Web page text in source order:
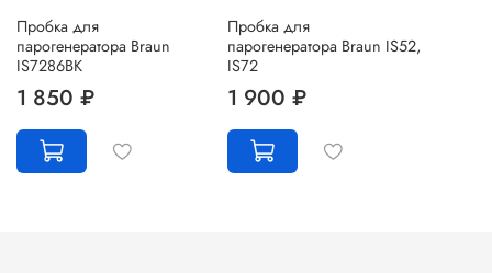
Пробка для
парогенератора Braun
IS7286BK
1 850 ₽
Пробка для
парогенератора Braun IS52,
IS72
1 900 ₽